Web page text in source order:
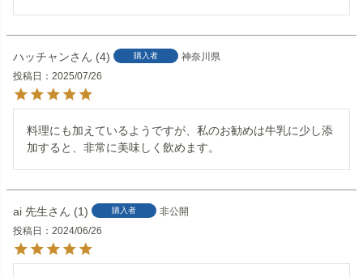
ハッチャン 4 購入者
神奈川県
投稿日
2025/07/26
料理にも加えているようですが、私のお勧めは牛乳に少し添
ai 先生 1 購入者
非公開
投稿日
2024/06/26